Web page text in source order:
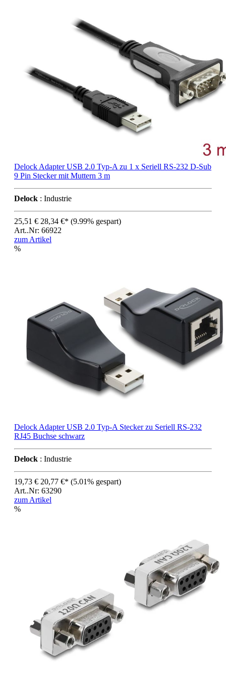
Delock Adapter USB 2.0 Typ-A zu 1 x Seriell RS-232 D-Sub
9 Pin Stecker mit Muttern 3 m
Delock : Industrie
25,51 € 28,34 €* (9.99% gespart)
Art..Nr: 66922
zum Artikel
%
Delock Adapter USB 2.0 Typ-A Stecker zu Seriell RS-232
RJ45 Buchse schwarz
Delock : Industrie
19,73 € 20,77 €* (5.01% gespart)
Art..Nr: 63290
zum Artikel
%